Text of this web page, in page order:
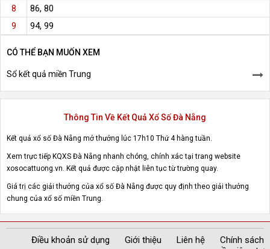
8 86, 80
9 94, 99
CÓ THỂ BẠN MUỐN XEM
Sổ kết quả miền Trung
Thông Tin Về Kết Quả Xổ Số Đà Nẵng
Kết quả xổ số Đà Nẵng mở thưởng lúc 17h10 Thứ 4 hàng tuần.
Xem trực tiếp KQXS Đà Nẵng nhanh chóng, chính xác tại trang website
xosocattuong.vn. Kết quả được cập nhật liên tục từ trường quay.
Giá trị các giải thưởng của xổ số Đà Nẵng được quy định theo giải thưởng
chung của xổ số miền Trung.
Điều khoản sử dụng Giới thiệu Liên hệ
Chính sách